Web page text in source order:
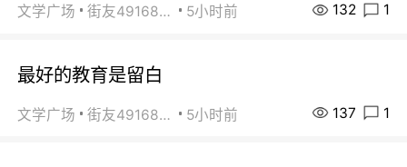
文学广场 街友49168527 5小时前 132 1
最好的教育是留白
文学广场 街友49168527 5小时前 137 1